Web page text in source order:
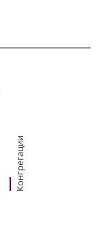
Конгрегации